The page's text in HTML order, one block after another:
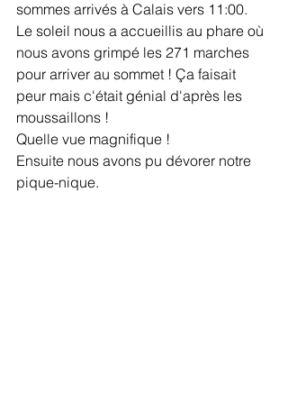
sommes arrivés à Calais vers 11:00.
Le soleil nous a accueillis au phare où
nous avons grimpé les 271 marches
pour arriver au sommet ! Ça faisait
peur mais c'était génial d'après les
moussaillons !
Quelle vue magnifique !
Ensuite nous avons pu dévorer notre
pique-nique.